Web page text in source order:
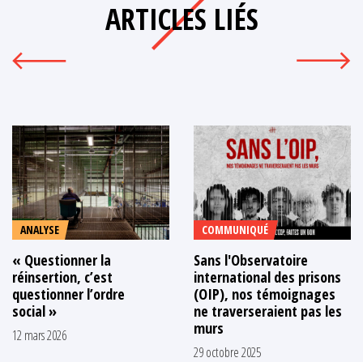
ARTICLES LIÉS
ANALYSE
« Questionner la
réinsertion, c’est
questionner l’ordre
social »
12 mars 2026
COMMUNIQUÉ
Sans l'Observatoire
international des prisons
(OIP), nos témoignages
ne traverseraient pas les
murs
29 octobre 2025